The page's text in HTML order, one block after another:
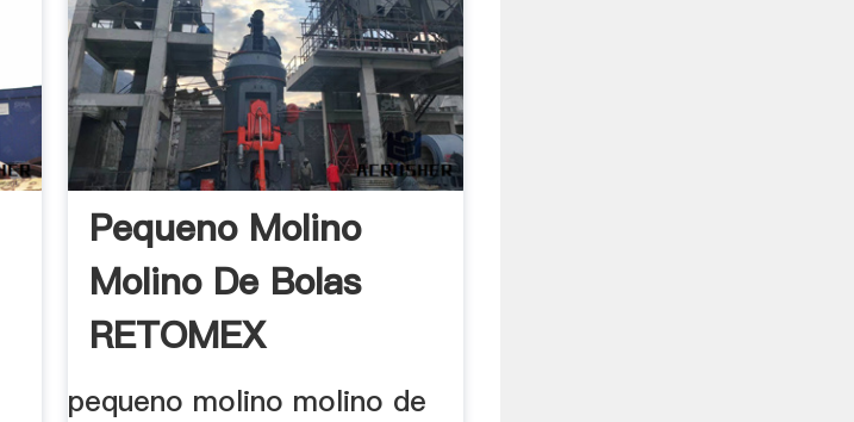
Pequeno Molino
Molino De Bolas
RETOMEX
pequeno molino molino de